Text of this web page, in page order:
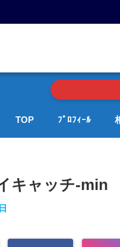
TOP ﾌﾟﾛﾌｨｰﾙ
キャッチ-min